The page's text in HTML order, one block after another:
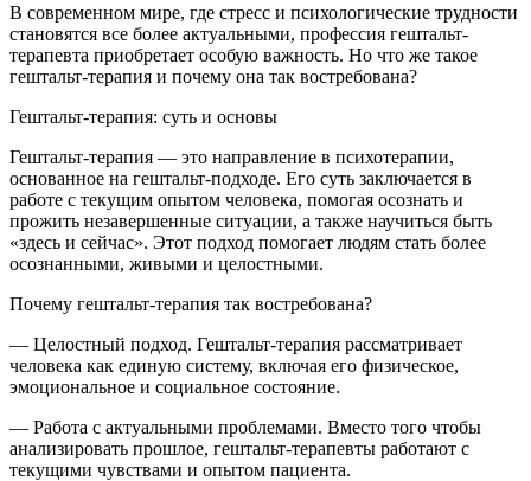
В современном мире, где стресс и психологические трудности
становятся все более актуальными, профессия гештальт-
терапевта приобретает особую важность. Но что же такое
гештальт-терапия и почему она так востребована?
Гештальт-терапия: суть и основы
Гештальт-терапия — это направление в психотерапии,
основанное на гештальт-подходе. Его суть заключается в
работе с текущим опытом человека, помогая осознать и
прожить незавершенные ситуации, а также научиться быть
«здесь и сейчас». Этот подход помогает людям стать более
осознанными, живыми и целостными.
Почему гештальт-терапия так востребована?
— Целостный подход. Гештальт-терапия рассматривает
человека как единую систему, включая его физическое,
эмоциональное и социальное состояние.
— Работа с актуальными проблемами. Вместо того чтобы
анализировать прошлое, гештальт-терапевты работают с
текущими чувствами и опытом пациента.